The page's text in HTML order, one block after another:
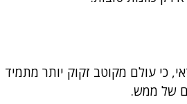
כי עולם מקוטב זקוק יותר מתמיד
של ממש.